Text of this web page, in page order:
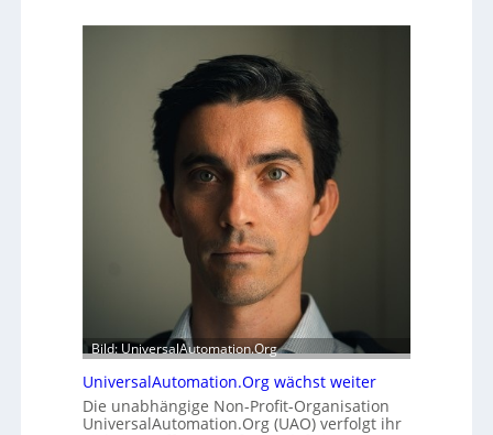
e
h
i
s
a
t
A
s
b
a
h
e
m
f
e
m
d
l
e
i
2
0
u
n
d
4
0
Bild: UniversalAutomation.Org
UniversalAutomation.Org wächst weiter
Die unabhängige Non-Profit-Organisation
UniversalAutomation.Org (UAO) verfolgt ihr